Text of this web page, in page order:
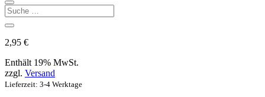
2,95 €
Enthält 19% MwSt.
zzgl. Versand
Lieferzeit: 3-4 Werktage